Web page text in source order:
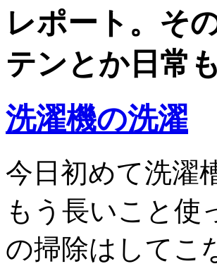
レポート。そ
テンとか日常
洗濯機の洗濯
今日初めて洗濯
もう長いこと使
の掃除はしてこ